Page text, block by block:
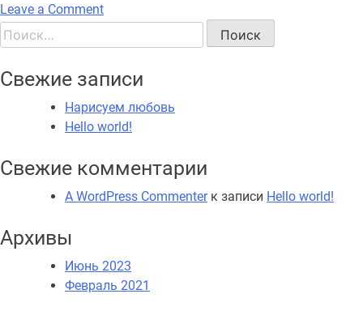
Leave a Commenton
временами
впечатление,
что
я
к
ясновидящей
Найти:
Свежие записи
Нарисуем любовь
Hello world!
Свежие комментарии
A WordPress Commenterк записи Hello world!
Архивы
Июнь 2023
Февраль 2021